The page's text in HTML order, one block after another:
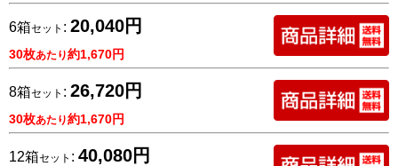
6箱セット : 20,040円
30枚あたり約1,670円
8箱セット : 26,720円
30枚あたり約1,670円
12箱セット : 40,080円